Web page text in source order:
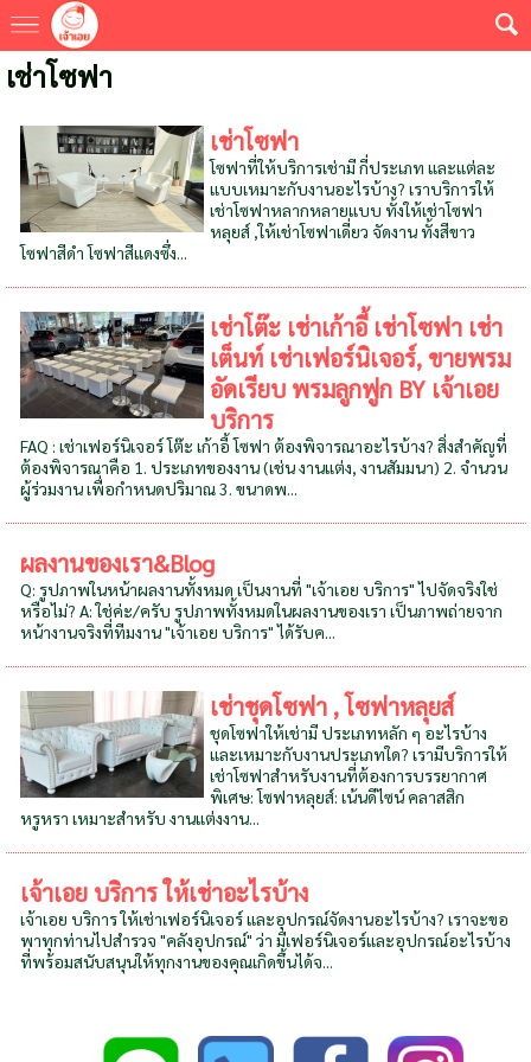
เช่าโซฟา
เช่าโซฟา
โซฟาที่ให้บริการเช่ามี กี่ประเภท และแต่ละ
แบบเหมาะกับงานอะไรบ้าง? เราบริการให้
เช่าโซฟาหลากหลายแบบ ทั้งให้เช่าโซฟา
หลุยส์ ,ให้เช่าโซฟาเดี่ยว จัดงาน ทั้งสีขาว
โซฟาสีดำ โซฟาสีแดงซึ่ง...
เช่าโต๊ะ เช่าเก้าอี้ เช่าโซฟา เช่า
เต็นท์ เช่าเฟอร์นิเจอร์, ขายพรม
อัดเรียบ พรมลูกฟูก BY เจ้าเอย
บริการ
FAQ : เช่าเฟอร์นิเจอร์ โต๊ะ เก้าอี้ โซฟา ต้องพิจารณาอะไรบ้าง? สิ่งสำคัญที่
ต้องพิจารณาคือ 1. ประเภทของงาน (เช่น งานแต่ง, งานสัมมนา) 2. จำนวน
ผู้ร่วมงาน เพื่อกำหนดปริมาณ 3. ขนาดพ...
ผลงานของเรา&Blog
Q: รูปภาพในหน้าผลงานทั้งหมด เป็นงานที่ "เจ้าเอย บริการ" ไปจัดจริงใช่
หรือไม่? A: ใช่ค่ะ/ครับ รูปภาพทั้งหมดในผลงานของเรา เป็นภาพถ่ายจาก
หน้างานจริงที่ทีมงาน "เจ้าเอย บริการ" ได้รับค...
เช่าชุดโซฟา , โซฟาหลุยส์
ชุดโซฟาให้เช่ามี ประเภทหลัก ๆ อะไรบ้าง
และเหมาะกับงานประเภทใด? เรามีบริการให้
เช่าโซฟาสำหรับงานที่ต้องการบรรยากาศ
พิเศษ: โซฟาหลุยส์: เน้นดีไซน์ คลาสสิก
หรูหรา เหมาะสำหรับ งานแต่งงาน...
เจ้าเอย บริการ ให้เช่าอะไรบ้าง
เจ้าเอย บริการ ให้เช่าเฟอร์นิเจอร์ และอุปกรณ์จัดงานอะไรบ้าง? เราจะขอ
พาทุกท่านไปสำรวจ "คลังอุปกรณ์" ว่า มีเฟอร์นิเจอร์และอุปกรณ์อะไรบ้าง
ที่พร้อมสนับสนุนให้ทุกงานของคุณเกิดขึ้นได้จ...